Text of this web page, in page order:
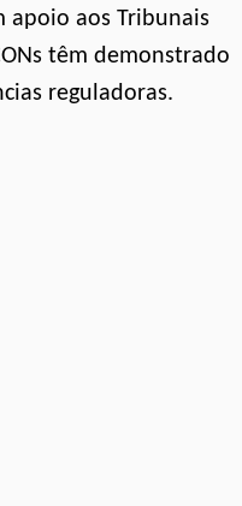
apoio aos Tribunais
têm demonstrado
reguladoras.